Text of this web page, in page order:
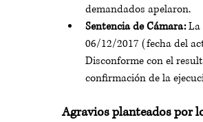
demandados apelaron.
Sentencia de Cámara: La
06/12/2017 (fecha del
Disconforme con el
confirmación de la
Agravios planteados por